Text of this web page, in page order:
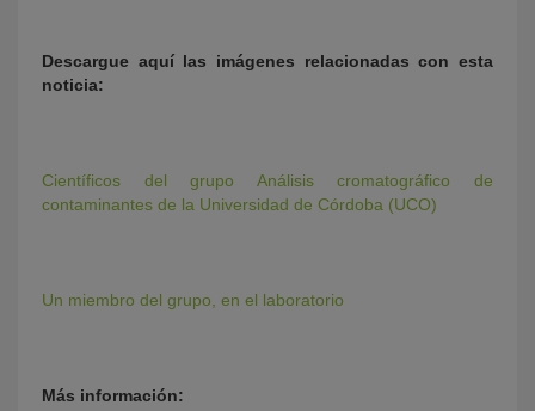
Descargue aquí las imágenes relacionadas con esta
noticia:
Científicos del grupo Análisis cromatográfico de
contaminantes de la Universidad de Córdoba (UCO)
Un miembro del grupo, en el laboratorio
Más información: